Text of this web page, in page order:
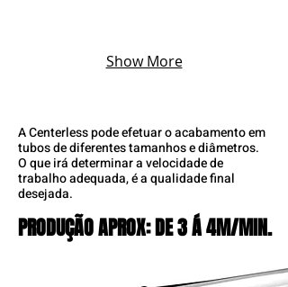
Show More
A Centerless pode efetuar o acabamento em
tubos de diferentes tamanhos e diâmetros.
O que irá determinar a velocidade de
trabalho adequada, é a qualidade final
desejada.
PRODUÇÃO APROX: DE 3 Á 4M/MIN.
PRODUÇÃO APROX: DE 3 Á 4M/MIN.